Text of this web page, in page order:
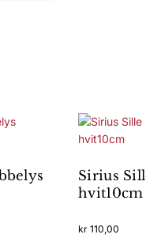
Sirius
hvit10cm
kr 110,00